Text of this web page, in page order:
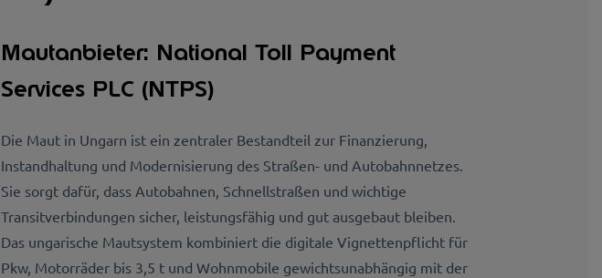
Mautanbieter: National Toll Payment
Services PLC (NTPS)
Die Maut in Ungarn ist ein zentraler Bestandteil zur Finanzierung,
Instandhaltung und Modernisierung des Straßen- und Autobahnnetzes.
Sie sorgt dafür, dass Autobahnen, Schnellstraßen und wichtige
Transitverbindungen sicher, leistungsfähig und gut ausgebaut bleiben.
Das ungarische Mautsystem kombiniert die digitale Vignettenpflicht für
Pkw, Motorräder bis 3,5 t und Wohnmobile gewichtsunabhängig mit der